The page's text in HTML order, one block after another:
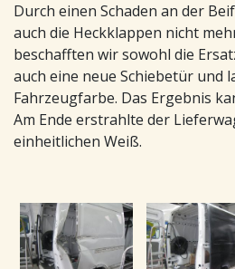
Durch einen Schaden an der
auch die Heckklappen nicht
beschafften wir sowohl die
auch eine neue Schiebetür und
Fahrzeugfarbe. Das Ergebnis
Am Ende erstrahlte der
einheitlichen Weiß.